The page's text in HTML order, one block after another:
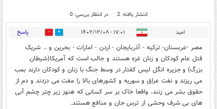
انتشار یافته: 2 در انتظار بررسی: 0
امید ۱۷:۰۱ - ۱۴۰۲/۱۲/۰۸ 0 پاسخ
مصر -عربستان- ترکیه - آذربایجان - اردن - امارات - بحرین و .. شریک
قتل عام کودکان و زنان غزه هستند و جالب است که آمریکا(شیطان
بزرگ) و جزیره انگل لیس کفتار در وسط جنگ با زنان و کودکان دارند بمب
می ریزند و نفت عراق و سوریه و کشورهای بالا را مفت می دزدند و دم از
حقوق بشر می زنند. واقعا خاک بر سر کسانی که هنوز زیر چتر چشم آبی
های بی شرف وحشی از ترس جان و منافع هستند.